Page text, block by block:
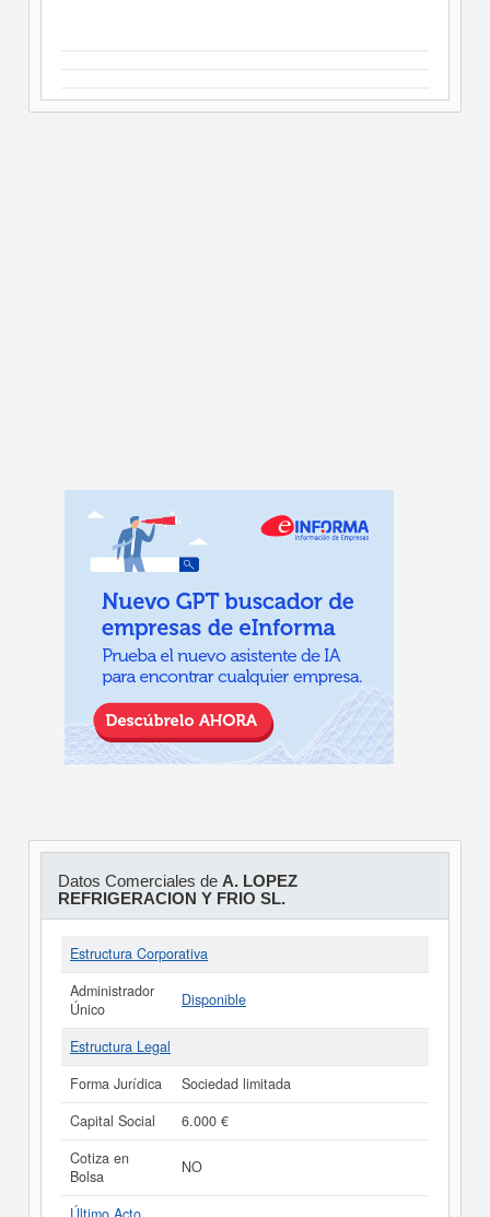
Datos Comerciales de A. LOPEZ
REFRIGERACION Y FRIO SL.
Estructura Corporativa
Administrador
Único
Disponible
Estructura Legal
Forma Jurídica
Sociedad limitada
Capital Social
6.000 €
Cotiza en
Bolsa
NO